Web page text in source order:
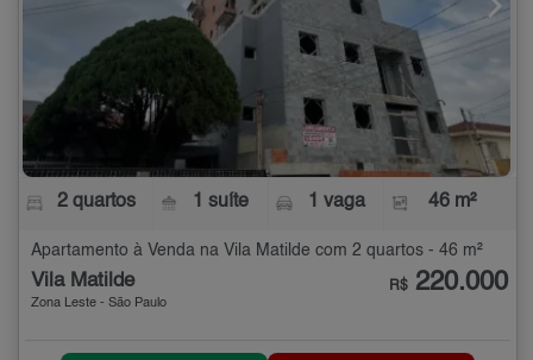
2 quartos 1 suíte 1 vaga 46 m²
Apartamento à Venda na Vila Matilde com 2 quartos - 46 m²
Vila Matilde
Zona Leste - São Paulo
R$ 220.000